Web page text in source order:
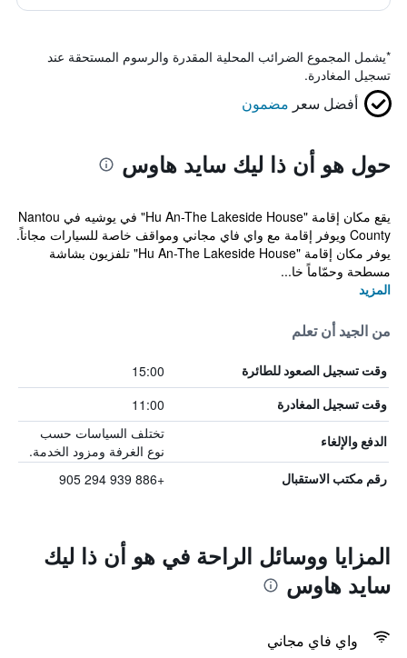
*يشمل المجموع الضرائب المحلية المقدرة والرسوم المستحقة عند
تسجيل المغادرة.
أفضل سعر مضمون
حول هو أن ذا ليك سايد هاوس
يقع مكان إقامة "Hu An-The Lakeside House" في يوشيه في Nantou
County ويوفر إقامة مع واي فاي مجاني ومواقف خاصة للسيارات مجاناً.
يوفر مكان إقامة "Hu An-The Lakeside House" تلفزيون بشاشة
مسطحة وحمّاماً خا...
المزيد
من الجيد أن تعلم
وقت تسجيل الصعود للطائرة 15:00
وقت تسجيل المغادرة 11:00
الدفع والإلغاء
تختلف السياسات حسب
نوع الغرفة ومزود الخدمة.
رقم مكتب الاستقبال +886 939 294 905
المزايا ووسائل الراحة في هو أن ذا ليك
سايد هاوس
واي فاي مجاني